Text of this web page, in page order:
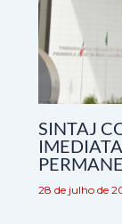
SINTAJ
28 de julho de